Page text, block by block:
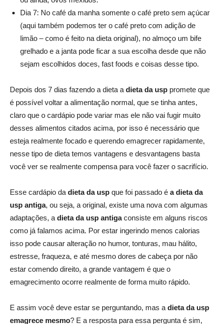
Dia 7: No café da manha somente o café preto sem açúcar
(aqui também podemos ter o café preto com adição de
limão – como é feito na dieta original), no almoço um bife
grelhado e a janta pode ficar a sua escolha desde que não
sejam escolhidos doces, fast foods e coisas desse tipo.
Depois dos 7 dias fazendo a dieta a dieta da usp promete que
é possível voltar a alimentação normal, que se tinha antes,
claro que o cardápio pode variar mas ele não vai fugir muito
desses alimentos citados acima, por isso é necessário que
esteja realmente focado e querendo emagrecer rapidamente,
nesse tipo de dieta temos vantagens e desvantagens basta
você ver se realmente compensa para você fazer o sacrifício.
Esse cardápio da dieta da usp que foi passado é a dieta da
usp antiga, ou seja, a original, existe uma nova com algumas
adaptações, a dieta da usp antigaconsiste em alguns riscos
como já falamos acima. Por estar ingerindo menos calorias
isso pode causar alteração no humor, tonturas, mau hálito,
estresse, fraqueza, e até mesmo dores de cabeça por não
estar comendo direito, a grande vantagem é que o
emagrecimento ocorre realmente de forma muito rápido.
E assim você deve estar se perguntando, mas a dieta da usp
emagrece mesmo? E a resposta para essa pergunta é sim,